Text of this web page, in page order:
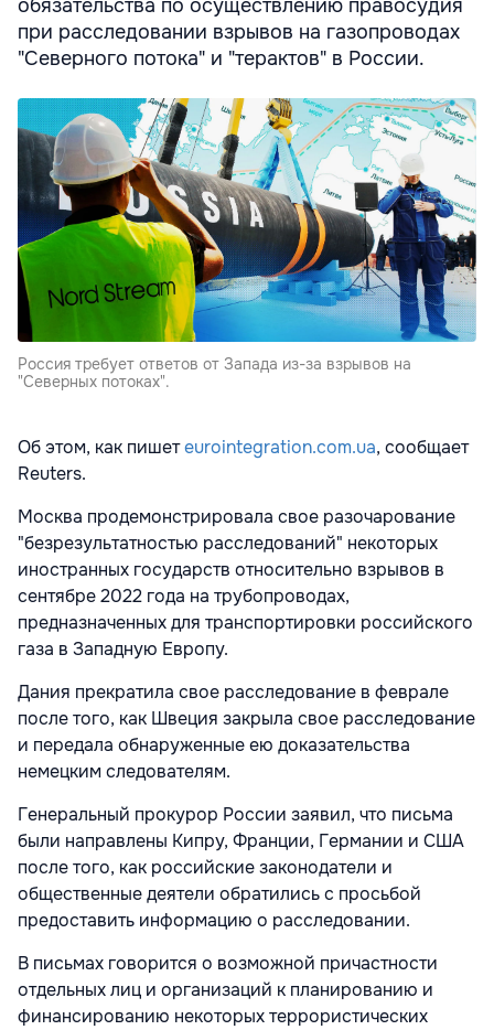
обязательства по осуществлению правосудия
при расследовании взрывов на газопроводах
"Северного потока" и "терактов" в России.
Россия требует ответов от Запада из-за взрывов на
"Северных потоках".
Об этом, как пишетeurointegration.com.ua, сообщает
Reuters.
Москва продемонстрировала свое разочарование
"безрезультатностью расследований" некоторых
иностранных государств относительно взрывов в
сентябре 2022 года на трубопроводах,
предназначенных для транспортировки российского
газа в Западную Европу.
Дания прекратила свое расследование в феврале
после того, как Швеция закрыла свое расследование
и передала обнаруженные ею доказательства
немецким следователям.
Генеральный прокурор России заявил, что письма
были направлены Кипру, Франции, Германии и США
после того, как российские законодатели и
общественные деятели обратились с просьбой
предоставить информацию о расследовании.
В письмах говорится о возможной причастности
отдельных лиц и организаций к планированию и
финансированию некоторых террористических